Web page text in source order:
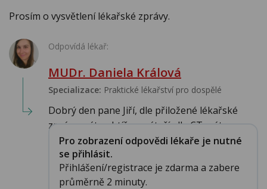
Prosím o vysvětlení lékařské zprávy.
Odpovídá lékař:
MUDr. Daniela Králová
Specializace: Praktické lékařství pro dospělé
Dobrý den pane Jiří, dle přiložené lékařské
zprávy máte obtíže s páteří, dle CT mát...
Pro zobrazení odpovědi lékaře je nutné
se přihlásit.
Přihlášení/registrace je zdarma a zabere
průměrně 2 minuty.